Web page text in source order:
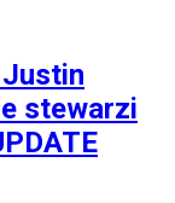
stewarzi